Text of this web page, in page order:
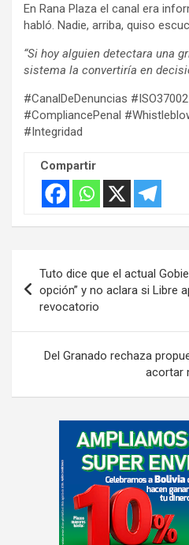
En Rana Plaza el canal era
habló. Nadie, arriba, quiso
“Si hoy alguien detectara una
sistema la convertiría en
#CanalDeDenuncias
#CompliancePenal
#Integridad
Compartir
de
entradas
Tuto dice que el actual
opción” y no aclara si Libre
revocatorio
Del Granado rechaza
acortar